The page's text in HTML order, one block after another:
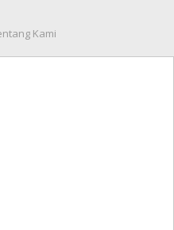
Kami